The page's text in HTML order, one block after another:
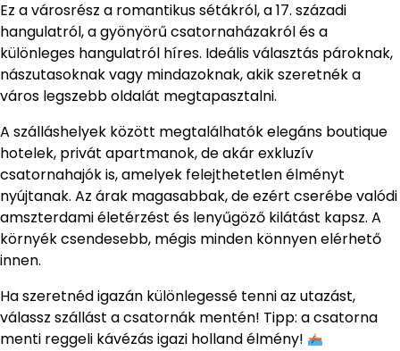
Ez a városrész a romantikus sétákról, a 17. századi
hangulatról, a gyönyörű csatornaházakról és a
különleges hangulatról híres. Ideális választás pároknak,
nászutasoknak vagy mindazoknak, akik szeretnék a
város legszebb oldalát megtapasztalni.
A szálláshelyek között megtalálhatók elegáns boutique
hotelek, privát apartmanok, de akár exkluzív
csatornahajók is, amelyek felejthetetlen élményt
nyújtanak. Az árak magasabbak, de ezért cserébe valódi
amszterdami életérzést és lenyűgöző kilátást kapsz. A
környék csendesebb, mégis minden könnyen elérhető
innen.
Ha szeretnéd igazán különlegessé tenni az utazást,
válassz szállást a csatornák mentén! Tipp: a csatorna
menti reggeli kávézás igazi holland élmény!